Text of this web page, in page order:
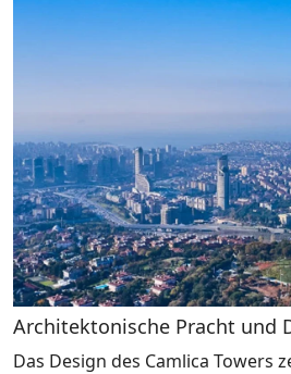
Architektonische Pracht und
Das Design des Camlica Towers